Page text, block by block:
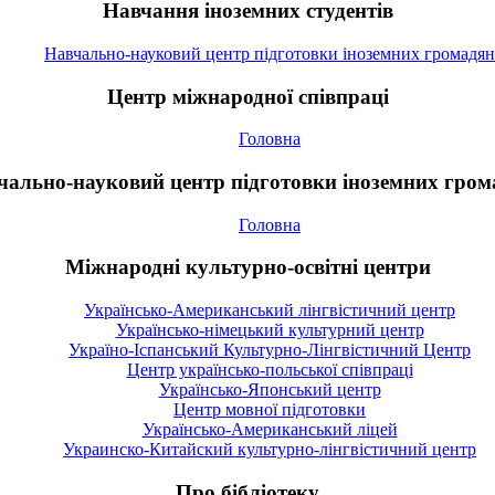
Навчання іноземних студентів
Навчально-науковий центр підготовки іноземних громадян
Центр міжнародної співпраці
Головна
науковий центр підготовки іноземних
Головна
Міжнародні культурно-освітні центри
Українсько-Американський лінгвістичний центр
Українсько-німецький культурний центр
Україно-Іспанський Культурно-Лінгвістичний Центр
Центр українсько-польської співпраці
Українсько-Японський центр
Центр мовної підготовки
Українсько-Американський ліцей
Украинско-Китайский культурно-лінгвістичний центр